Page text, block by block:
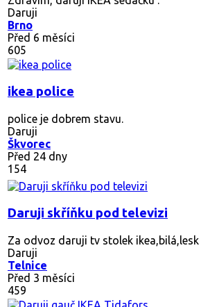
Daruji
Brno
Před 6 měsíci
605
ikea police
police je dobrem stavu.
Daruji
Škvorec
Před 24 dny
154
Daruji skříňku pod televizi
Za odvoz daruji tv stolek ikea,bilá,lesk
Daruji
Telnice
Před 3 měsíci
459